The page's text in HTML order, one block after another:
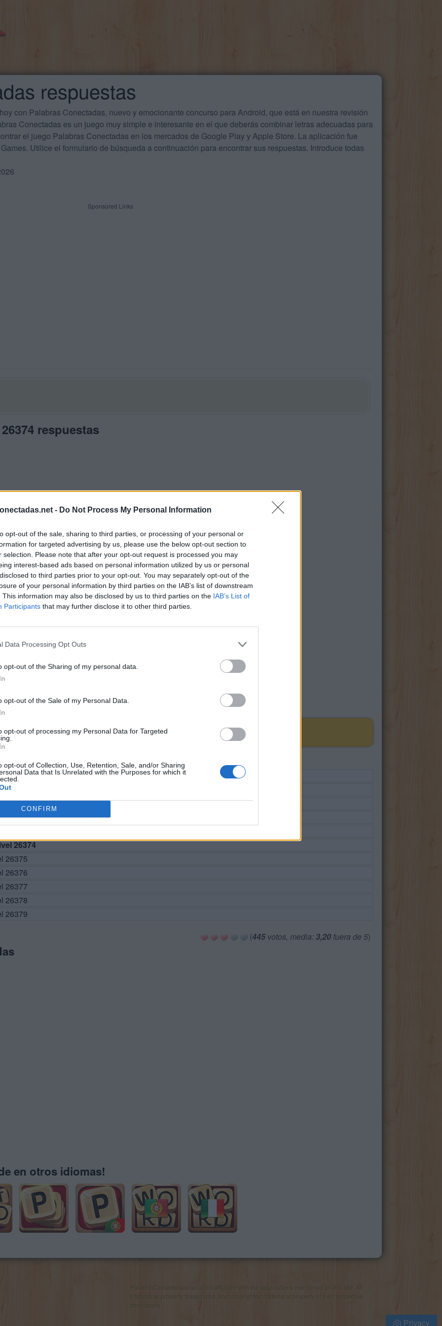
- Do Not Process My Personal Information
opt-out of the sale, sharing to third parties, or processing of your personal or
for targeted advertising by us, please use the below opt-out section to
selection. Please note that after your opt-out request is processed you may
interest-based ads based on personal information utilized by us or personal
to third parties prior to your opt-out. You may separately opt-out of the
of your personal information by third parties on the IAB’s list of downstream
This information may also be disclosed by us to third parties on the IAB’s List of
Participants that may further disclose it to other third parties.
Data Processing Opt Outs
opt-out of the Sharing of my personal data.
opt-out of the Sale of my Personal Data.
opt-out of processing my Personal Data for Targeted
opt-out of Collection, Use, Retention, Sale, and/or Sharing
Data that Is Unrelated with the Purposes for which it
CONFIRM
respuestas
con Palabras Conectadas, nuevo y emocionante concurso para Android, que está en nuestra revisión
Conectadas es un juego muy simple e interesante en el que deberás combinar letras adecuadas para
el juego Palabras Conectadas en los mercados de Google Play y Apple Store. La aplicación fue
Utilice el formulario de búsqueda a continuación para encontrar sus respuestas. Introduce todas
Sponsored Links
respuestas
BUSCAR MÁS RESPUESTAS
26369
26371
26372
26374
26375
26376
26377
26378
26379
(445votos, media: 3,20 fuera de 5)
en otros idiomas!
PalabrasConectadas.net is not affiliated with the applications mentioned on this site. All
intellectual property, trademarks, and copyrighted material is property of their respective
developers.
Privacy